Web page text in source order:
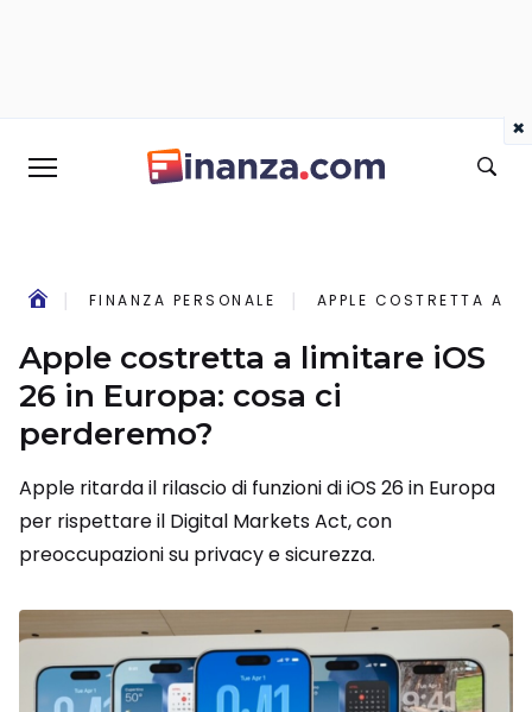
FINANZA PERSONALE APPLE COSTRETTA A
Apple costretta a limitare iOS
26 in Europa: cosa ci
perderemo?
Apple ritarda il rilascio di funzioni di iOS 26 in Europa
per rispettare il Digital Markets Act, con
preoccupazioni su privacy e sicurezza.
×